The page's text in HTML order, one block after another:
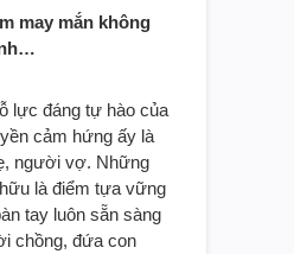
may mắn không
lực đáng tự hào của
cảm hứng ấy là
người vợ. Những
là điểm tựa vững
tay luôn sẵn sàng
chồng, đứa con